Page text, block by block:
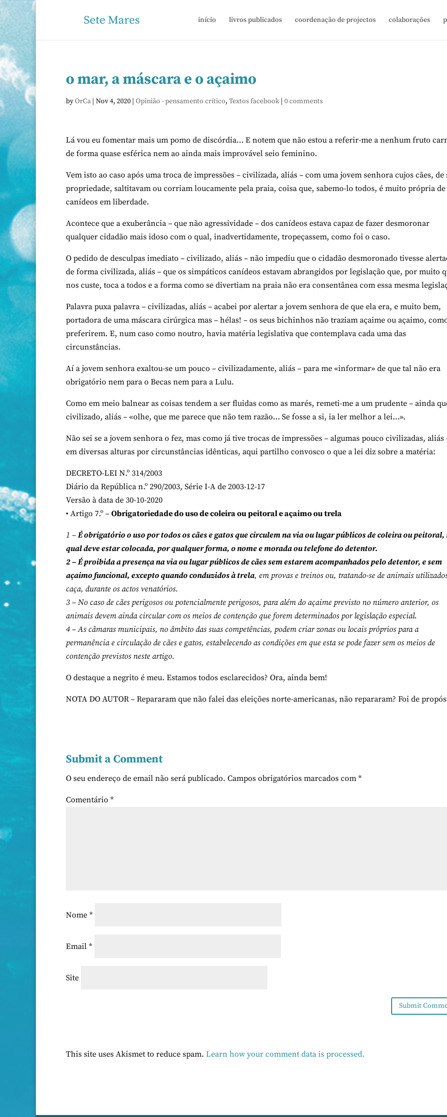
início livros publicados coordenação de projectos colaborações
o mar, a máscara e o açaimo
byOrCa | Nov 4, 2020 | Opinião - pensamento crítico, Textos facebook | 0 comments
Lá vou eu fomentar mais um pomo de discórdia… E notem que não estou a referir-me a nenhum fruto
de forma quase esférica nem ao ainda mais improvável seio feminino.
Vem isto ao caso após uma troca de impressões – civilizada, aliás – com uma jovem senhora cujos cães, de
propriedade, saltitavam ou corriam loucamente pela praia, coisa que, sabemo-lo todos, é muito própria de
canídeos em liberdade.
Acontece que a exuberância – que não agressividade – dos canídeos estava capaz de fazer desmoronar
qualquer cidadão mais idoso com o qual, inadvertidamente, tropeçassem, como foi o caso.
O pedido de desculpas imediato – civilizado, aliás – não impediu que o cidadão desmoronado tivesse
de forma civilizada, aliás – que os simpáticos canídeos estavam abrangidos por legislação que, por muito
nos custe, toca a todos e a forma como se divertiam na praia não era consentânea com essa mesma
Palavra puxa palavra – civilizadas, aliás – acabei por alertar a jovem senhora de que ela era, e muito bem,
portadora de uma máscara cirúrgica mas – hélas! – os seus bichinhos não traziam açaime ou açaimo,
preferirem. E, num caso como noutro, havia matéria legislativa que contemplava cada uma das
circunstâncias.
Aí a jovem senhora exaltou-se um pouco – civilizadamente, aliás – para me «informar» de que tal não era
obrigatório nem para o Becas nem para a Lulu.
Como em meio balnear as coisas tendem a ser fluidas como as marés, remeti-me a um prudente – ainda
civilizado, aliás – «olhe, que me parece que não tem razão… Se fosse a si, ia ler melhor a lei…».
Não sei se a jovem senhora o fez, mas como já tive trocas de impressões – algumas pouco civilizadas, aliás
em diversas alturas por circunstâncias idênticas, aqui partilho convosco o que a lei diz sobre a matéria:
DECRETO-LEI N.º 314/2003
Diário da República n.º 290/2003, Série I-A de 2003-12-17
Versão à data de 30-10-2020
• Artigo 7.º – Obrigatoriedade do uso de coleira ou peitoral e açaimo ou trela
1 – É obrigatório o uso por todos os cães e gatos que circulem na via ou lugar públicos de coleira ou peitoral,
qual deve estar colocada, por qualquer forma, o nome e morada ou telefone do detentor.
2 – É proibida a presença na via ou lugar públicos de cães sem estarem acompanhados pelo detentor, e sem
açaimo funcional, excepto quando conduzidos à trela, em provas e treinos ou, tratando-se de animais
caça, durante os actos venatórios.
3 – No caso de cães perigosos ou potencialmente perigosos, para além do açaime previsto no número anterior, os
animais devem ainda circular com os meios de contenção que forem determinados por legislação especial.
4 – As câmaras municipais, no âmbito das suas competências, podem criar zonas ou locais próprios para a
permanência e circulação de cães e gatos, estabelecendo as condições em que esta se pode fazer sem os meios de
contenção previstos neste artigo.
O destaque a negrito é meu. Estamos todos esclarecidos? Ora, ainda bem!
NOTA DO AUTOR – Repararam que não falei das eleições norte-americanas, não repararam? Foi de
Submit a Comment
O seu endereço de email não será publicado. Campos obrigatórios marcados com *
Comentário *
Nome *
Email *
Site
This site uses Akismet to reduce spam. Learn how your comment data is processed.